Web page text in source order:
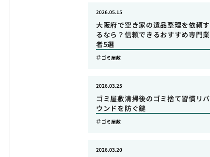
大阪府で空き家の遺品整理を依頼す
るなら？信頼できるおすすめ専門業
者5選
2026.05.15
ゴミ屋敷
ゴミ屋敷清掃後のゴミ捨て習慣リバ
ウンドを防ぐ鍵
2026.03.25
ゴミ屋敷
2026.03.20